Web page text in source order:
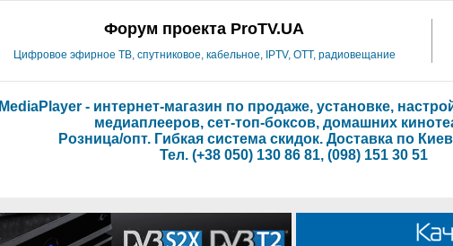
Форум проекта ProTV.UA
Цифровое эфирное ТВ, спутниковое, кабельное, IPTV, OTT, радиовещание
MediaPlayer - интернет-магазин по продаже, установке,
медиаплееров, сет-топ-боксов, домашних
Розница/опт. Гибкая система скидок. Доставка по
Тел. (+38 050) 130 86 81, (098) 151 30 51